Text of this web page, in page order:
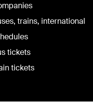
trains, international
tickets
tickets